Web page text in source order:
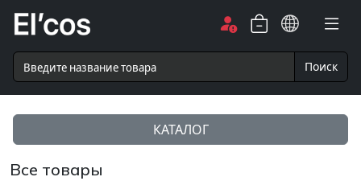
Поиск
КАТАЛОГ
Все товары